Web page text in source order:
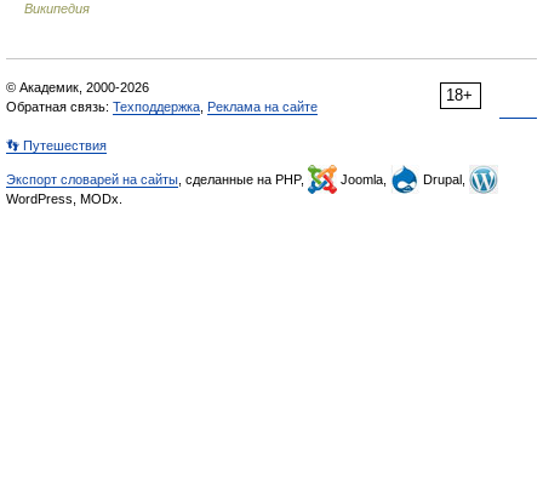
Википедия
18+
© Академик, 2000-2026
Обратная связь: Техподдержка Реклама на сайте
👣 Путешествия
Экспорт словарей на сайты , сделанные на PHP, Joomla,
Drupal,
WordPress, MODx.